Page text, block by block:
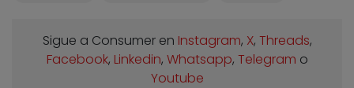
Sigue a Consumer en Instagram, X, Threads,
Facebook, Linkedin, Whatsapp, Telegram o
Youtube